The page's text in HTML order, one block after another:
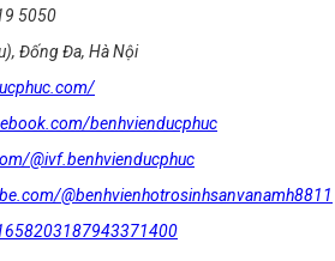
5050
Đống Đa, Hà Nội
benhvienducphuc
@ivf.benhvienducphuc
@benhvienhotrosinhsanvanamh8811